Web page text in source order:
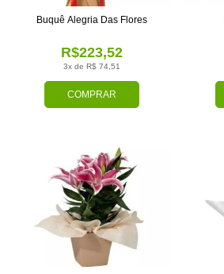
COMPRAR
3x de R$ 74,51
R$223,52
Buquê Alegria Das Flores